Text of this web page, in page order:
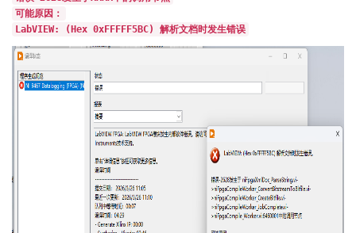
可能原因：
LabVIEW: (Hex 0xFFFFF5BC) 解析文档时发生错误